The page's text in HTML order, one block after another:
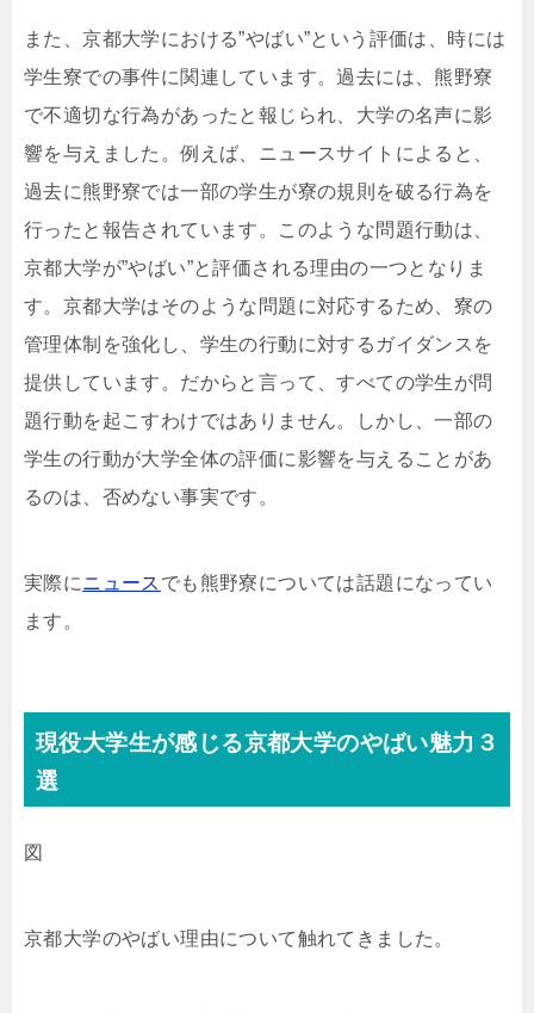
また、京都大学における”やばい”という評価は、時には
学生寮での事件に関連しています。過去には、熊野寮
で不適切な行為があったと報じられ、大学の名声に影
響を与えました。例えば、ニュースサイトによると、
過去に熊野寮では一部の学生が寮の規則を破る行為を
行ったと報告されています。このような問題行動は、
京都大学が”やばい”と評価される理由の一つとなりま
す。京都大学はそのような問題に対応するため、寮の
管理体制を強化し、学生の行動に対するガイダンスを
提供しています。だからと言って、すべての学生が問
題行動を起こすわけではありません。しかし、一部の
学生の行動が大学全体の評価に影響を与えることがあ
るのは、否めない事実です。
実際にニュース でも熊野寮については話題になってい
ます。
現役大学生が感じる京都大学のやばい魅力３
選
図
京都大学のやばい理由について触れてきました。